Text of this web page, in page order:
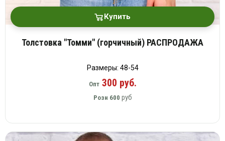
Купить
Толстовка "Томми" (горчичный) РАСПРОДАЖА
Размеры: 48-54
Опт300 руб.
Розн 600 руб